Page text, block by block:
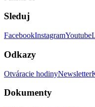
Sleduj
FacebookInstagramYoutube
Odkazy
Otváracie hodinyNewsletter
Dokumenty